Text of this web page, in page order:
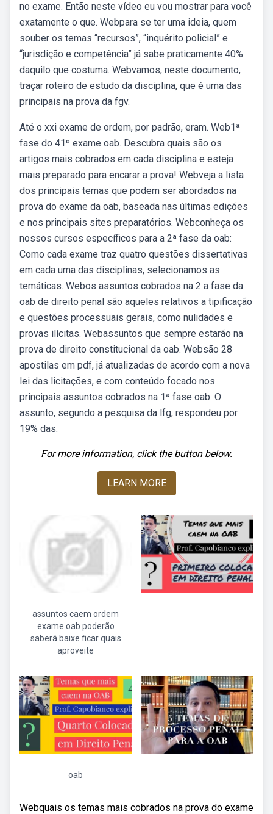
no exame. Então neste vídeo eu vou mostrar para você
exatamente o que. Webpara se ter uma ideia, quem
souber os temas “recursos”, “inquérito policial” e
“jurisdição e competência” já sabe praticamente 40%
daquilo que costuma. Webvamos, neste documento,
traçar roteiro de estudo da disciplina, que é uma das
principais na prova da fgv.
Até o xxi exame de ordem, por padrão, eram. Web1ª
fase do 41º exame oab. Descubra quais são os
artigos mais cobrados em cada disciplina e esteja
mais preparado para encarar a prova! Webveja a lista
dos principais temas que podem ser abordados na
prova do exame da oab, baseada nas últimas edições
e nos principais sites preparatórios. Webconheça os
nossos cursos específicos para a 2ª fase da oab:
Como cada exame traz quatro questões dissertativas
em cada uma das disciplinas, selecionamos as
temáticas. Webos assuntos cobrados na 2 a fase da
oab de direito penal são aqueles relativos a tipificação
e questões processuais gerais, como nulidades e
provas ilícitas. Webassuntos que sempre estarão na
prova de direito constitucional da oab. Websão 28
apostilas em pdf, já atualizadas de acordo com a nova
lei das licitações, e com conteúdo focado nos
principais assuntos cobrados na 1ª fase oab. O
assunto, segundo a pesquisa da lfg, respondeu por
19% das.
For more information, click the button below.
LEARN MORE
assuntos caem ordem
exame oab poderão
saberá baixe ficar quais
aproveite
oab
Webquais os temas mais cobrados na prova do exame